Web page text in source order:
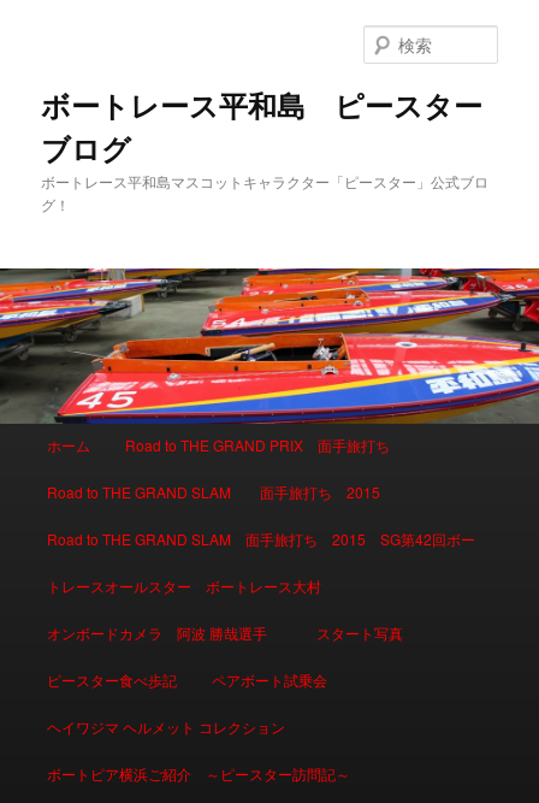
ボートレース平和島 ピースター
ブログ
ボートレース平和島マスコットキャラクター「ピースター」公式ブロ
グ！
索
メインコンテンツへ移動
サブコンテンツへ移動
ホーム Road to THE GRAND PRIX 面手旅打ち
Road to THE GRAND SLAM 面手旅打ち 2015
Road to THE GRAND SLAM 面手旅打ち 2015 SG第42回ボー
トレースオールスター ボートレース大村
オンボードカメラ 阿波 勝哉選手 スタート写真
ピースター食べ歩記 ペアボート試乗会
ヘイワジマ ヘルメット コレクション
ボートピア横浜ご紹介 ～ピースター訪問記～